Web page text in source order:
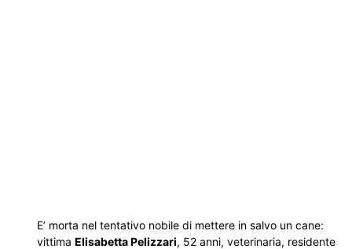
E’ morta nel tentativo nobile di mettere in salvo un cane:
vittima Elisabetta Pelizzari, 52 anni, veterinaria, residente